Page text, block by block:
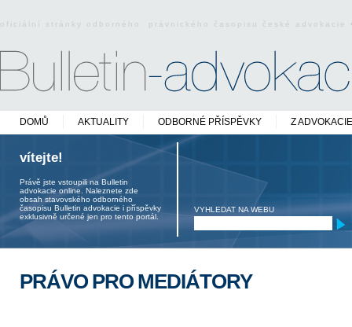
oficiální stránky odborného právnického časopisu české
DOMŮ AKTUALITY ODBORNÉ PŘÍSPĚVKY Z ADVOKACIE
vítejte!
Právě jste vstoupili na Bulletin
advokacie online. Naleznete zde
obsah stavovského odborného
časopisu Bulletin advokacie i příspěvky
exklusivně určené jen pro tento portál.
VYHLEDAT NA WEBU
PRÁVO PRO MEDIÁTORY